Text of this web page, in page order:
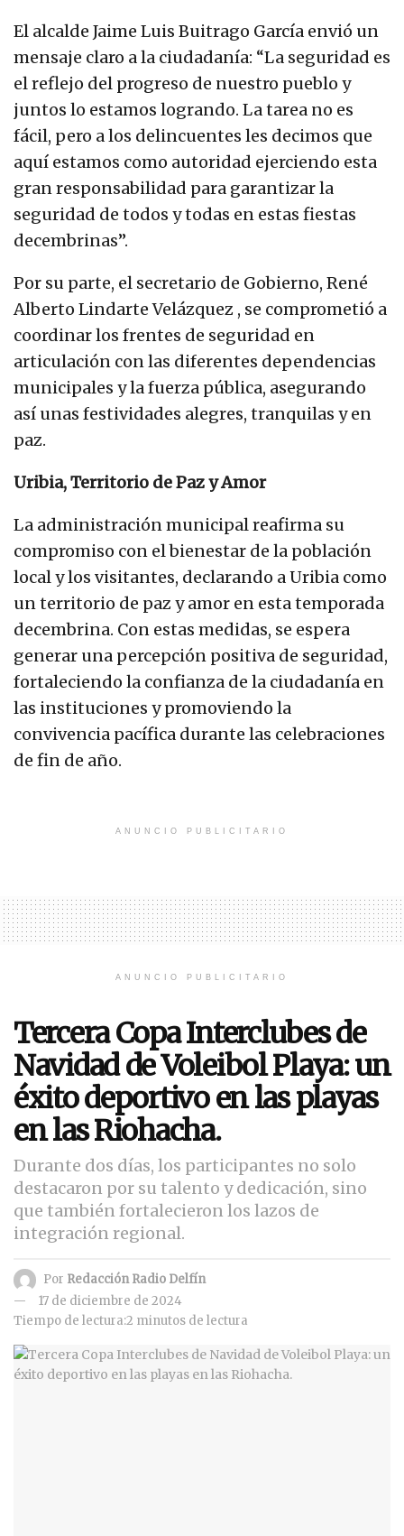
El alcalde Jaime Luis Buitrago García envió un
mensaje claro a la ciudadanía: “La seguridad es
el reflejo del progreso de nuestro pueblo y
juntos lo estamos logrando. La tarea no es
fácil, pero a los delincuentes les decimos que
aquí estamos como autoridad ejerciendo esta
gran responsabilidad para garantizar la
seguridad de todos y todas en estas fiestas
decembrinas”.
Por su parte, el secretario de Gobierno, René
Alberto Lindarte Velázquez , se comprometió a
coordinar los frentes de seguridad en
articulación con las diferentes dependencias
municipales y la fuerza pública, asegurando
así unas festividades alegres, tranquilas y en
paz.
Uribia, Territorio de Paz y Amor
La administración municipal reafirma su
compromiso con el bienestar de la población
local y los visitantes, declarando a Uribia como
un territorio de paz y amor en esta temporada
decembrina. Con estas medidas, se espera
generar una percepción positiva de seguridad,
fortaleciendo la confianza de la ciudadanía en
las instituciones y promoviendo la
convivencia pacífica durante las celebraciones
de fin de año.
ANUNCIO PUBLICITARIO
ANUNCIO PUBLICITARIO
Tercera Copa Interclubes de
Navidad de Voleibol Playa: un
éxito deportivo en las playas
en las Riohacha.
Durante dos días, los participantes no solo
destacaron por su talento y dedicación, sino
que también fortalecieron los lazos de
integración regional.
Por Redacción Radio Delfín
17 de diciembre de 2024
Tiempo de lectura:2 minutos de lectura